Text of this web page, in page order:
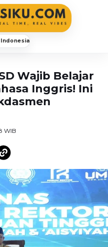
Indonesia
Wajib Belajar
Inggris! Ini
WIB